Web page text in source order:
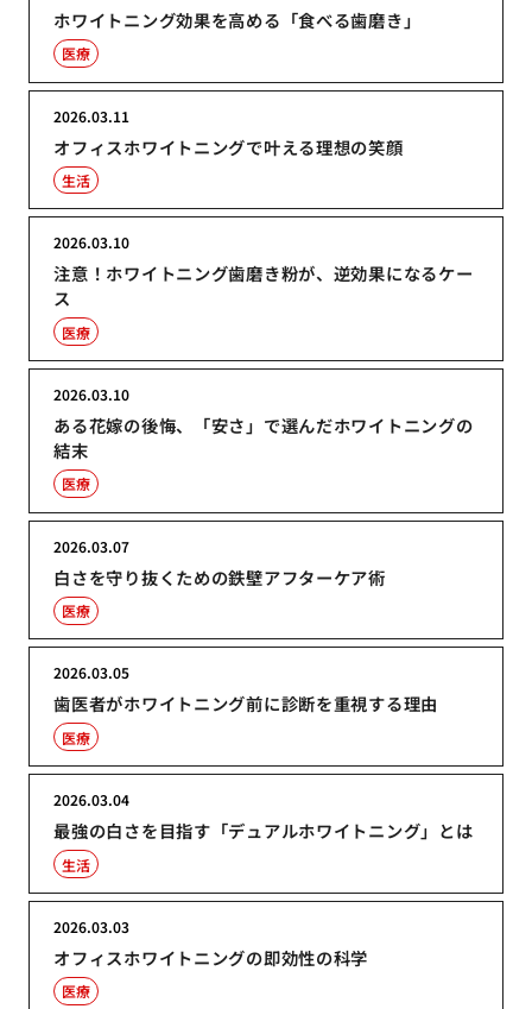
ホワイトニング効果を高める「食べる歯磨き」
医療
オフィスホワイトニングで叶える理想の笑顔
2026.03.11
生活
注意！ホワイトニング歯磨き粉が、逆効果になるケー
ス
2026.03.10
医療
ある花嫁の後悔、「安さ」で選んだホワイトニングの
結末
2026.03.10
医療
白さを守り抜くための鉄壁アフターケア術
2026.03.07
医療
歯医者がホワイトニング前に診断を重視する理由
2026.03.05
医療
最強の白さを目指す「デュアルホワイトニング」とは
2026.03.04
生活
オフィスホワイトニングの即効性の科学
2026.03.03
医療